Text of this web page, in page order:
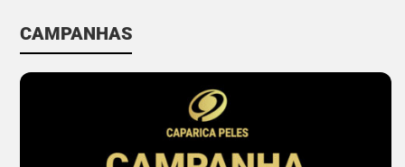
CAMPANHAS